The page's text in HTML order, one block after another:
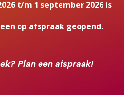
t/m 1 september 2026 is
op afspraak geopend.
Plan een afspraak!